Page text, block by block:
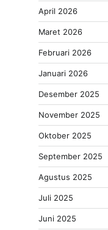
April 2026
Maret 2026
Februari 2026
Januari 2026
Desember 2025
November 2025
Oktober 2025
September 2025
Agustus 2025
Juli 2025
Juni 2025